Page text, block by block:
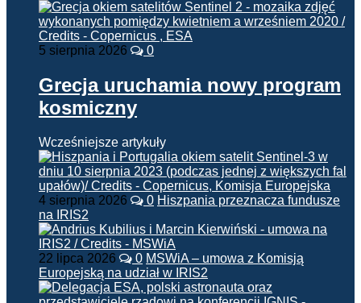
5 sierpnia 2026 0
Grecja uruchamia nowy program
kosmiczny
Wcześniejsze artykuły
4 sierpnia 2026 0 Hiszpania przeznacza fundusze
na IRIS2
22 lipca 2026 0 MSWiA – umowa z Komisją
Europejską na udział w IRIS2